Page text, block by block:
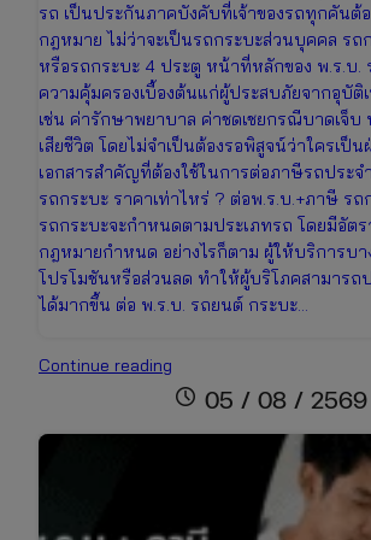
รถ เป็นประกันภาคบังคับที่เจ้าของรถทุกคันต้
กฎหมาย ไม่ว่าจะเป็นรถกระบะส่วนบุคคล รถ
หรือรถกระบะ 4 ประตู หน้าที่หลักของ พ.ร.บ.
ความคุ้มครองเบื้องต้นแก่ผู้ประสบภัยจากอุบัติ
เช่น ค่ารักษาพยาบาล ค่าชดเชยกรณีบาดเจ็
เสียชีวิต โดยไม่จำเป็นต้องรอพิสูจน์ว่าใครเป็น
เอกสารสำคัญที่ต้องใช้ในการต่อภาษีรถประ
รถกระบะ ราคาเท่าไหร่ ? ต่อพ.ร.บ.+ภาษี รถ
รถกระบะจะกำหนดตามประเภทรถ โดยมีอัต
กฎหมายกำหนด อย่างไรก็ตาม ผู้ให้บริการบา
โปรโมชันหรือส่วนลด ทำให้ผู้บริโภคสามารถ
ได้มากขึ้น ต่อ พ.ร.บ. รถยนต์ กระบะ…
Continue reading
รถ
schedule 05 / 08 / 2569